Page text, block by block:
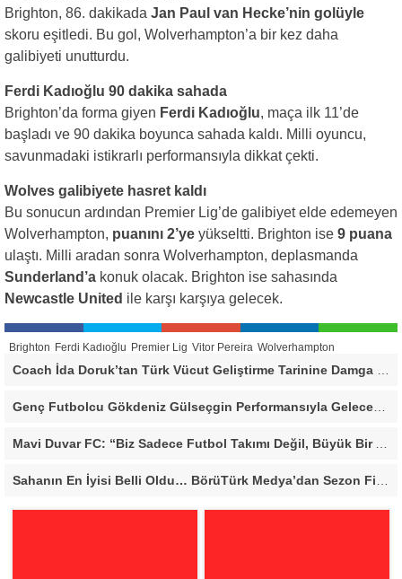
Brighton, 86. dakikada Jan Paul van Hecke’nin golüyle
skoru eşitledi. Bu gol, Wolverhampton’a bir kez daha
galibiyeti unutturdu.
Ferdi Kadıoğlu 90 dakika sahada
Brighton’da forma giyen Ferdi Kadıoğlu, maça ilk 11’de
başladı ve 90 dakika boyunca sahada kaldı. Milli oyuncu,
savunmadaki istikrarlı performansıyla dikkat çekti.
Wolves galibiyete hasret kaldı
Bu sonucun ardından Premier Lig’de galibiyet elde edemeyen
Wolverhampton, puanını 2’ye yükseltti. Brighton ise 9 puana
ulaştı. Milli aradan sonra Wolverhampton, deplasmanda
Sunderland’a konuk olacak. Brighton ise sahasında
Newcastle United ile karşı karşıya gelecek.
Brighton Ferdi Kadıoğlu Premier Lig Vitor Pereira Wolverhampton
Genç Futbolcu Gökdeniz Gülseçgin Performansıyla Geleceğe Göz Kırptı!